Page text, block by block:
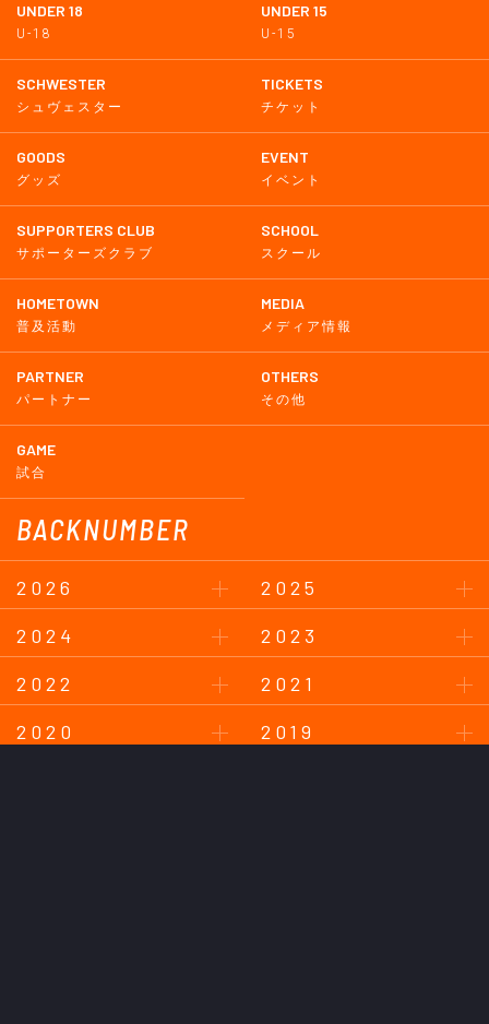
UNDER 18
U-18
UNDER 15
U-15
SCHWESTER
シュヴェスター
TICKETS
チケット
GOODS
グッズ
EVENT
イベント
SUPPORTERS CLUB
サポーターズクラブ
SCHOOL
スクール
HOMETOWN
普及活動
MEDIA
メディア情報
PARTNER
パートナー
OTHERS
その他
GAME
試合
BACKNUMBER
2026
2025
2024
2023
2022
2021
2020
2019